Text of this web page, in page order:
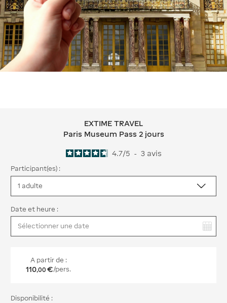
EXTIME TRAVEL Paris Museum Pass
EXTIME TRAVEL
Paris Museum Pass 2 jours
4.7/5 - 3 avis
Participant(es) :
Date et heure :
A partir de :
110,00 €/pers.
Disponibilité :